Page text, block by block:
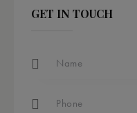
GET IN TOUCH